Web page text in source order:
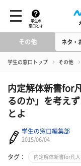
学生の
窓口とは
その他 ネタ・
学生の窓口トップ その他
内定解体新書for
るのか」を考え
とよ
学生の窓口編集部
2015/06/04
タグ： 内定解体新書for凡人